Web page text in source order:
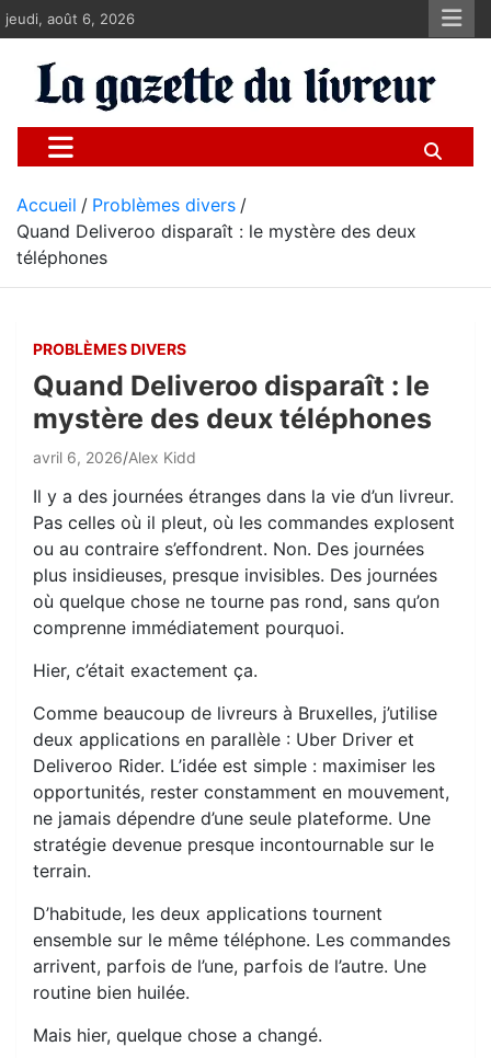
Aller
au
contenu
jeudi, août 6, 2026
La gazette du livreur
Pour les livreurs Uber, Deliveroo et les autres
Accueil
Problèmes divers
Quand Deliveroo disparaît : le mystère des deux
téléphones
PROBLÈMES DIVERS
Quand Deliveroo disparaît : le
mystère des deux téléphones
avril 6, 2026 Alex Kidd
Il y a des journées étranges dans la vie d’un livreur.
Pas celles où il pleut, où les commandes explosent
ou au contraire s’effondrent. Non. Des journées
plus insidieuses, presque invisibles. Des journées
où quelque chose ne tourne pas rond, sans qu’on
comprenne immédiatement pourquoi.
Hier, c’était exactement ça.
Comme beaucoup de livreurs à Bruxelles, j’utilise
deux applications en parallèle : Uber Driver et
Deliveroo Rider. L’idée est simple : maximiser les
opportunités, rester constamment en mouvement,
ne jamais dépendre d’une seule plateforme. Une
stratégie devenue presque incontournable sur le
terrain.
D’habitude, les deux applications tournent
ensemble sur le même téléphone. Les commandes
arrivent, parfois de l’une, parfois de l’autre. Une
routine bien huilée.
Mais hier, quelque chose a changé.